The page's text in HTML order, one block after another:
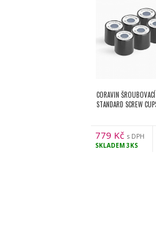
CORAVIN
STANDARD SCREW
779 Kč s DPH
SKLADEM3KS